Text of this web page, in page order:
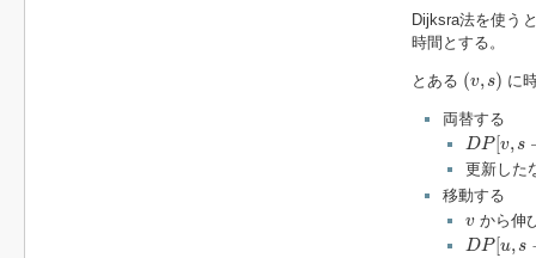
Dijksra法を使う
時間とする。
とある (v,s)
(v ) に
両替する
DP[v,s
DP[v
更新した
移動する
v
v から伸
DP[u,s
DP[u